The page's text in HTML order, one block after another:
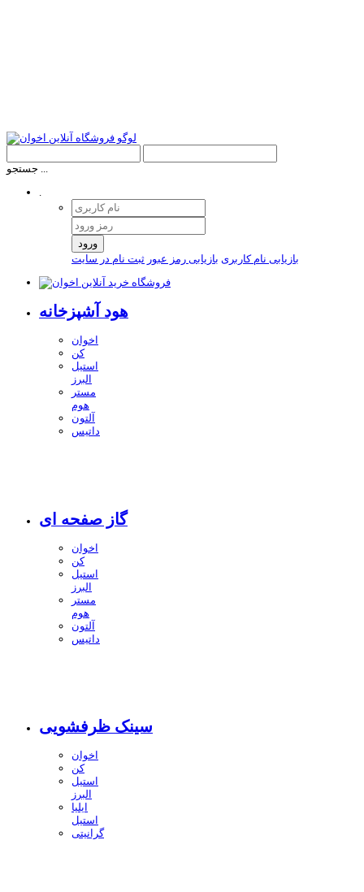
جستجو ...
.
ورود
بازیابی نام کاربری بازیابی رمز عبور ثبت نام در سایت
هود آشپزخانه
اخوان
کن
استیل
البرز
مستر
هوم
آلتون
داتیس
گاز صفحه ای
اخوان
کن
استیل
البرز
مستر
هوم
آلتون
داتیس
سینک ظرفشویی
اخوان
کن
استیل
البرز
ایلیا
استیل
گرانیتی